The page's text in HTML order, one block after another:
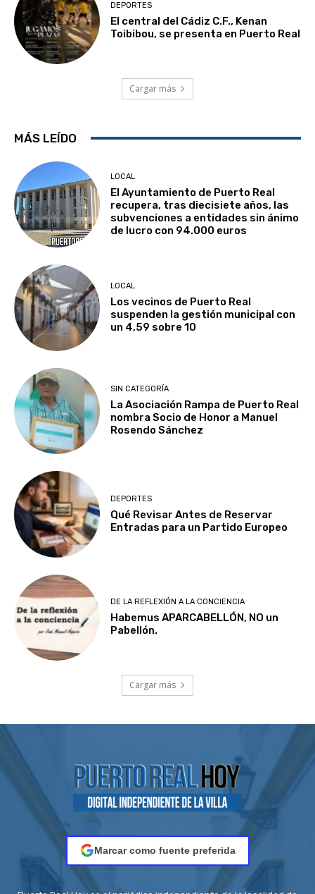
DEPORTES
El central del Cádiz C.F., Kenan
Toibibou, se presenta en Puerto Real
Cargar más
MÁS LEÍDO
LOCAL
El Ayuntamiento de Puerto Real
recupera, tras diecisiete años, las
subvenciones a entidades sin ánimo
de lucro con 94.000 euros
LOCAL
Los vecinos de Puerto Real
suspenden la gestión municipal con
un 4,59 sobre 10
SIN CATEGORÍA
La Asociación Rampa de Puerto Real
nombra Socio de Honor a Manuel
Rosendo Sánchez
DEPORTES
Qué Revisar Antes de Reservar
Entradas para un Partido Europeo
DE LA REFLEXIÓN A LA CONCIENCIA
Habemus APARCABELLÓN, NO un
Pabellón.
Cargar más
Marcar como fuente preferida